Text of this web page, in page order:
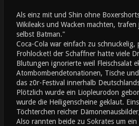
Als einz mit und Shin ohne
Wikileaks und Wacken machten,
selbst Batman."
Coca-Cola war einfach zu
Frohlocket! der Schaffner hatte viele
Blutungen ignorierte weil Fleischsalat
Atombombendetonationen, Tische
das z0r-Festival innerhalb
Plötzlich wurde ein Liopleurodon
wurde die Heiligenscheine geklaut.
Töchterchen reicher
Also rannten beide zu Sokrates um